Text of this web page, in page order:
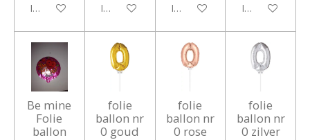
In winkelwagen In winkelwagen In winkelwagen In winkelwagen
Be mine
Folie
ballon
folie
ballon nr
0 goud
folie
ballon nr
0 rose
folie
ballon nr
0 zilver